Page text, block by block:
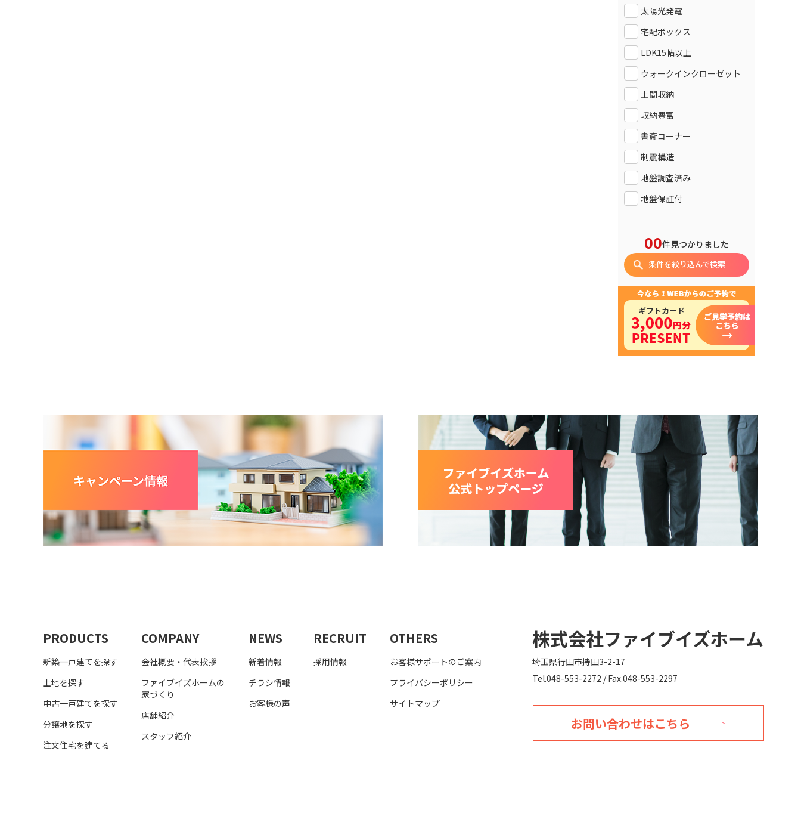
太陽光発電
宅配ボックス
LDK15帖以上
ウォークインクローゼット
土間収納
収納豊富
書斎コーナー
制震構造
地盤調査済み
地盤保証付
00件見つかりました
条件を絞り込んで検索
PRODUCTS
新築一戸建てを探す
土地を探す
中古一戸建てを探す
分譲地を探す
注文住宅を建てる
COMPANY
会社概要・代表挨拶
ファイブイズホームの
家づくり
店舗紹介
スタッフ紹介
NEWS
新着情報
チラシ情報
お客様の声
RECRUIT
採用情報
OTHERS
お客様サポートのご案内
プライバシーポリシー
サイトマップ
株式会社ファイブイズホーム
埼玉県行田市持田3-2-17
Tel.048-553-2272 / Fax.048-553-2297
お問い合わせはこちら